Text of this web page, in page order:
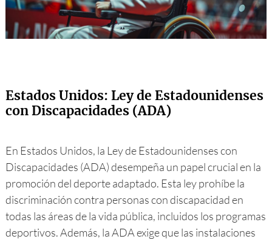
Estados Unidos: Ley de Estadounidenses
con Discapacidades (ADA)
En Estados Unidos, la Ley de Estadounidenses con
Discapacidades (ADA) desempeña un papel crucial en la
promoción del deporte adaptado. Esta ley prohíbe la
discriminación contra personas con discapacidad en
todas las áreas de la vida pública, incluidos los programas
deportivos. Además, la ADA exige que las instalaciones